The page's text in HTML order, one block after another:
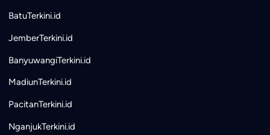
BatuTerkini.id
JemberTerkini.id
BanyuwangiTerkini.id
MadiunTerkini.id
PacitanTerkini.id
NganjukTerkini.id